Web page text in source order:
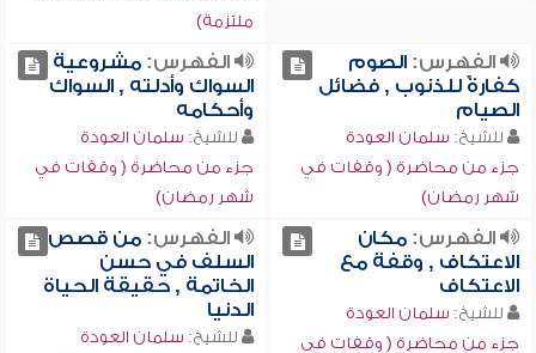
ملتزمة)
الفهرس:الصوم
كفارةٌ للذنوب , فضائل
الصيام
للشيخ: سلمان العودة
جزء من محاضرة ( وقفات في
شهر رمضان)
الفهرس:مشروعية
السواك وأدلته , السواك
وأحكامه
للشيخ: سلمان العودة
جزء من محاضرة ( وقفات في
شهر رمضان)
الفهرس:مكان
الاعتكاف , وقفة مع
الاعتكاف
للشيخ: سلمان العودة
جزء من محاضرة ( وقفات في
الفهرس:من قصص
السلف في حسن
الخاتمة , حقيقة الحياة
الدنيا
للشيخ: سلمان العودة